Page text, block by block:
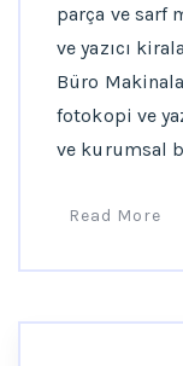
parça ve sarf
ve yazıcı
Büro
fotokopi ve
ve kurumsal
Read More